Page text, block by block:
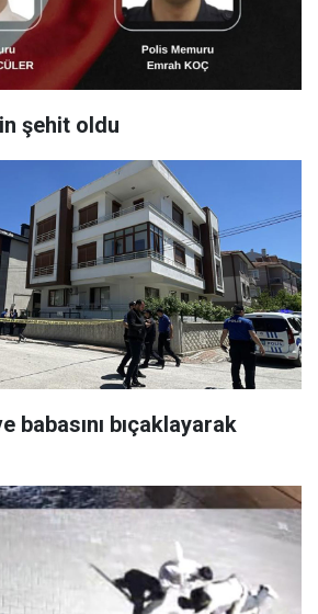
şehit oldu
babasını bıçaklayarak